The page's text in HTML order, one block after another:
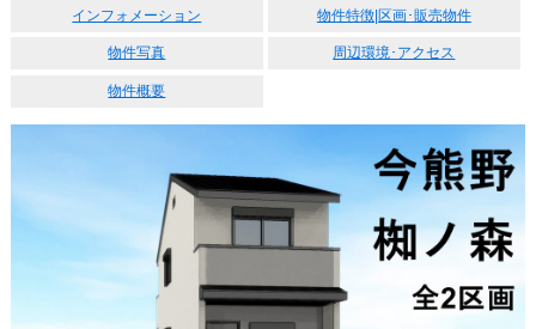
インフォメーション 物件特徴|区画･販売物件
物件写真 周辺環境･アクセス
物件概要